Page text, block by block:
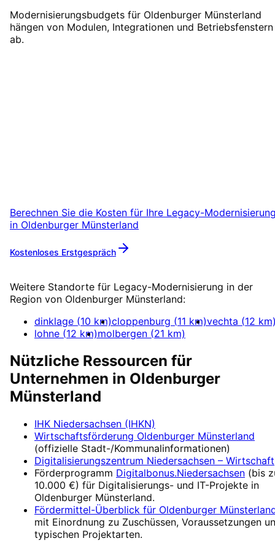
Modernisierungsbudgets für Oldenburger Münsterland
hängen von Modulen, Integrationen und Betriebsfenstern
ab.
Berechnen Sie die Kosten für Ihre Legacy-
in Oldenburger Münsterland
Kostenloses Erstgespräch
Weitere Standorte für Legacy-Modernisierung in der
Region von Oldenburger Münsterland:
dinklage (10 km)cloppenburg (11 km)vechta (12
lohne (12 km)molbergen (21 km)
Nützliche Ressourcen für
Unternehmen in Oldenburger
Münsterland
IHK Niedersachsen (IHKN)
Wirtschaftsförderung Oldenburger Münsterland
(offizielle Stadt-/Kommunalinformationen)
Digitalisierungszentrum Niedersachsen – Wirtschaft
Förderprogramm Digitalbonus.Niedersachsen (bis
10.000 €) für Digitalisierungs- und IT-Projekte in
Oldenburger Münsterland.
Fördermittel-Überblick für Oldenburger
mit Einordnung zu Zuschüssen, Voraussetzungen
typischen Projektarten.